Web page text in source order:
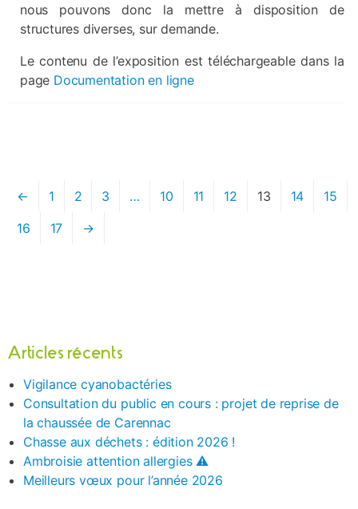
nous pouvons donc la mettre à disposition de
structures diverses, sur demande.
Le contenu de l’exposition est téléchargeable dans la
page Documentation en ligne
← 1 2 3 … 10 11 12 13 14
15
16
17 →
Articles récents
Vigilance cyanobactéries
Consultation du public en cours : projet de reprise de
la chaussée de Carennac
Chasse aux déchets : édition 2026 !
Ambroisie attention allergies ⚠️
Meilleurs vœux pour l’année 2026